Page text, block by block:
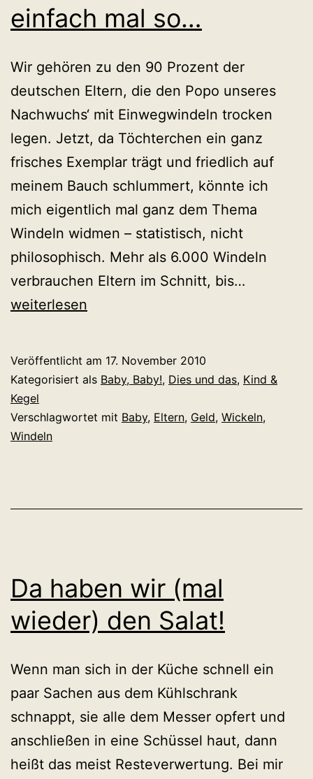
einfach mal so…
Wir gehören zu den 90 Prozent der
deutschen Eltern, die den Popo unseres
Nachwuchs‘ mit Einwegwindeln trocken
legen. Jetzt, da Töchterchen ein ganz
frisches Exemplar trägt und friedlich auf
meinem Bauch schlummert, könnte ich
mich eigentlich mal ganz dem Thema
Windeln widmen – statistisch, nicht
philosophisch. Mehr als 6.000 Windeln
verbrauchen Eltern im Schnitt, bis…
mal
weiterlesen
Veröffentlicht am 17. November 2010
Kategorisiert als Baby, Baby!, Dies und das, Kind &
Kegel
Verschlagwortet mit Baby, Eltern, Geld, Wickeln,
Windeln
Da haben wir (mal
wieder) den Salat!
Wenn man sich in der Küche schnell ein
paar Sachen aus dem Kühlschrank
schnappt, sie alle dem Messer opfert und
anschließen in eine Schüssel haut, dann
heißt das meist Resteverwertung. Bei mir